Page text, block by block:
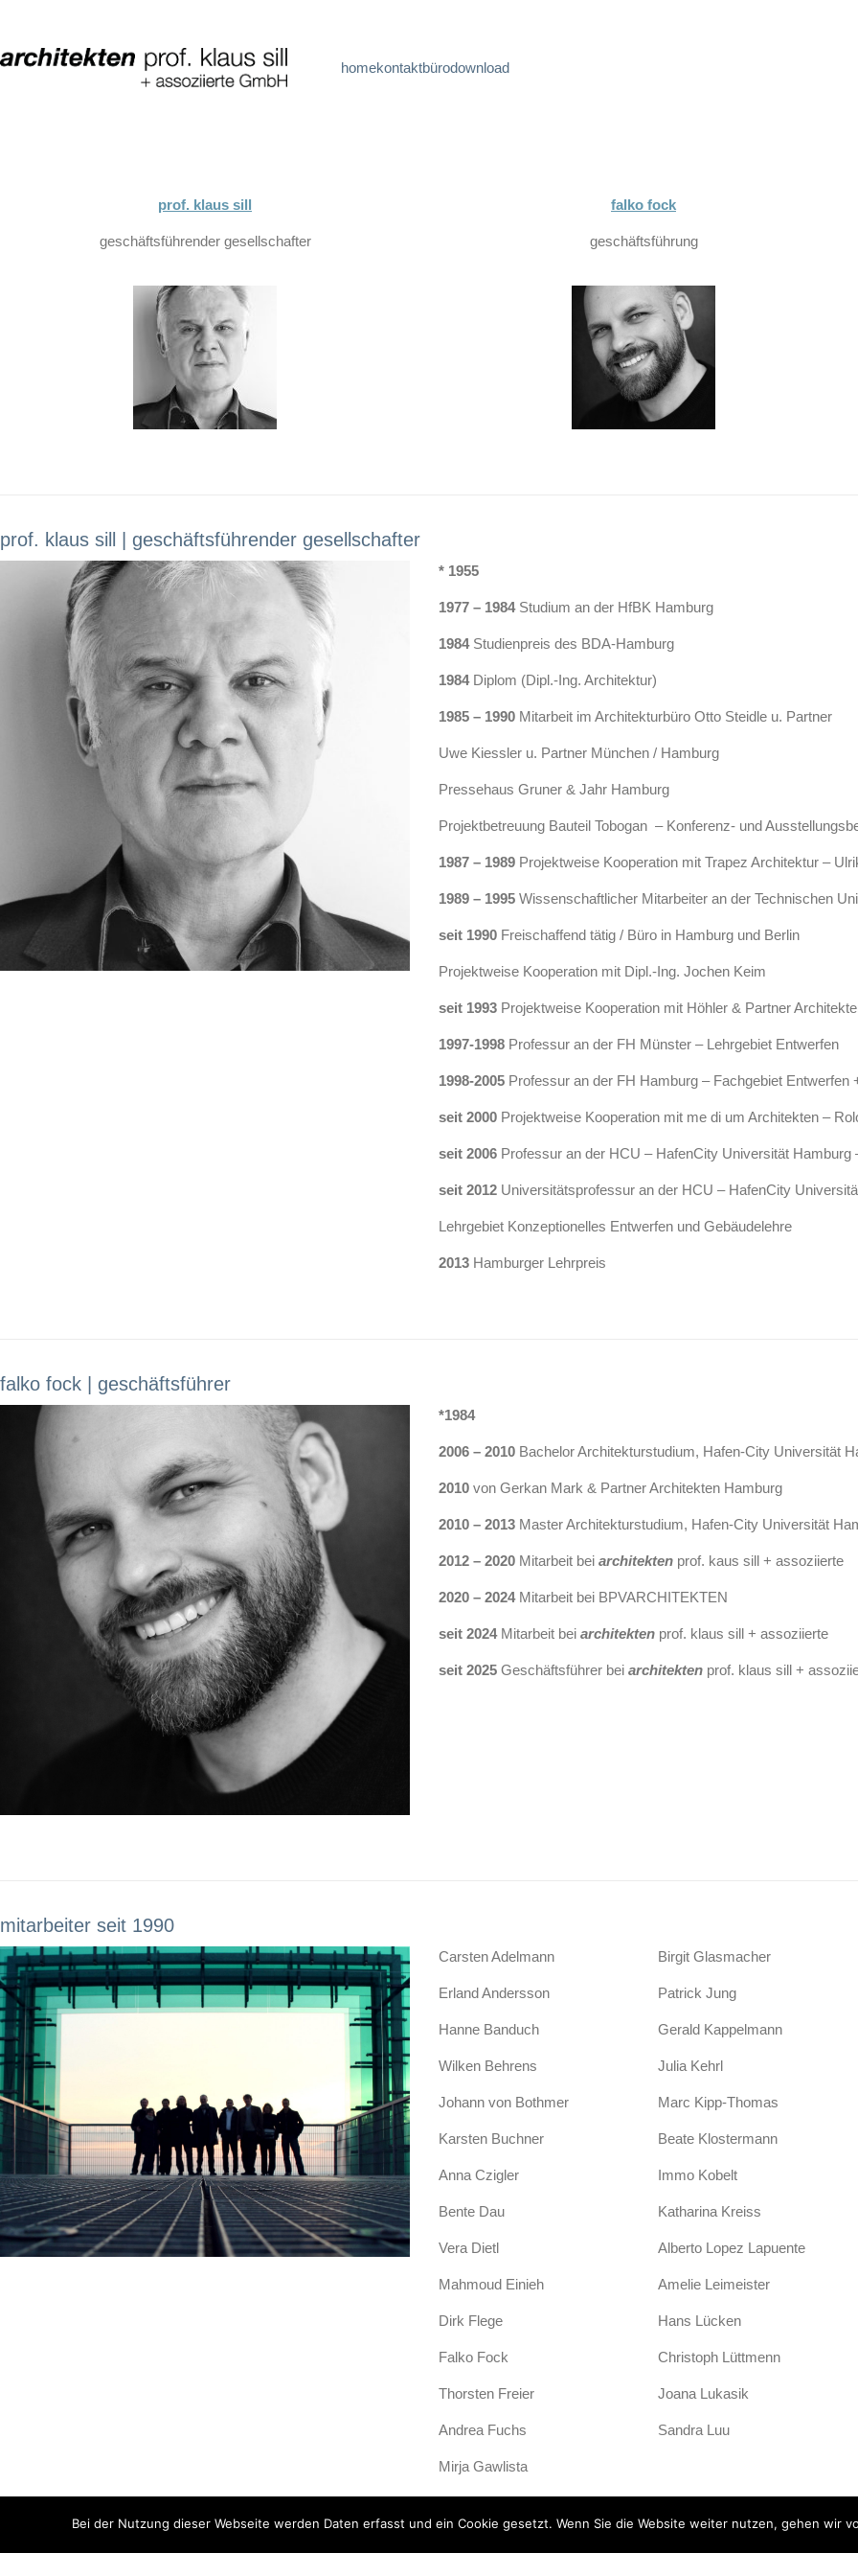
homekontaktbürodownload
prof. klaus sill
geschäftsführender gesellschafter
falko fock
geschäftsführung
prof. klaus sill | geschäftsführender gesellschafter
* 1955
1977 – 1984Studium an der HfBK Hamburg
1984Studienpreis des BDA-Hamburg
1984Diplom (Dipl.-Ing. Architektur)
1985 – 1990 Mitarbeit im Architekturbüro Otto Steidle u. Partner
Uwe Kiessler u. Partner München / Hamburg
Pressehaus Gruner & Jahr Hamburg
Projektbetreuung Bauteil Tobogan – Konferenz- und
1987 – 1989 Projektweise Kooperation mit Trapez Architektur –
1989 – 1995 Wissenschaftlicher Mitarbeiter an der Technischen
seit 1990 Freischaffend tätig / Büro in Hamburg und Berlin
Projektweise Kooperation mit Dipl.-Ing. Jochen Keim
seit 1993 Projektweise Kooperation mit Höhler & Partner
1997-1998 Professur an der FH Münster – Lehrgebiet Entwerfen
1998-2005 Professur an der FH Hamburg – Fachgebiet Entwerfen
seit 2000 Projektweise Kooperation mit me di um Architekten –
seit 2006 Professur an der HCU – HafenCity Universität
seit 2012 Universitätsprofessur an der HCU – HafenCity
Lehrgebiet Konzeptionelles Entwerfen und Gebäudelehre
2013 Hamburger Lehrpreis
falko fock | geschäftsführer
*1984
2006 – 2010 Bachelor Architekturstudium, Hafen-City Universität
2010 von Gerkan Mark & Partner Architekten Hamburg
2010 – 2013 Master Architekturstudium, Hafen-City Universität
2012 – 2020 Mitarbeit bei architekten prof. kaus sill + assoziierte
2020 – 2024Mitarbeit bei BPVARCHITEKTEN
seit 2024Mitarbeit bei architekten prof. klaus sill + assoziierte
seit 2025 Geschäftsführer bei architekten prof. klaus sill +
mitarbeiter seit 1990
Carsten Adelmann
Erland Andersson
Hanne Banduch
Wilken Behrens
Johann von Bothmer
Karsten Buchner
Anna Czigler
Bente Dau
Vera Dietl
Mahmoud Einieh
Dirk Flege
Falko Fock
Thorsten Freier
Andrea Fuchs
Mirja Gawlista
Birgit Glasmacher
Patrick Jung
Gerald Kappelmann
Julia Kehrl
Marc Kipp-Thomas
Beate Klostermann
Immo Kobelt
Katharina Kreiss
Alberto Lopez Lapuente
Amelie Leimeister
Hans Lücken
Christoph Lüttmenn
Joana Lukasik
Sandra Luu
Bei der Nutzung dieser Webseite werden Daten erfasst und ein Cookie gesetzt. Wenn Sie die Website weiter nutzen, gehen wir